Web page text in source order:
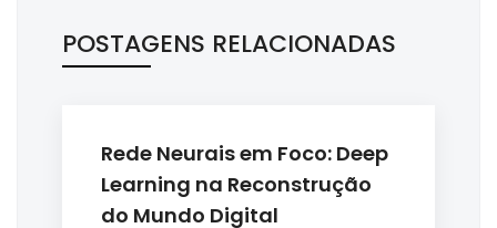
POSTAGENS RELACIONADAS
Rede Neurais em Foco: Deep
Learning na Reconstrução
do Mundo Digital